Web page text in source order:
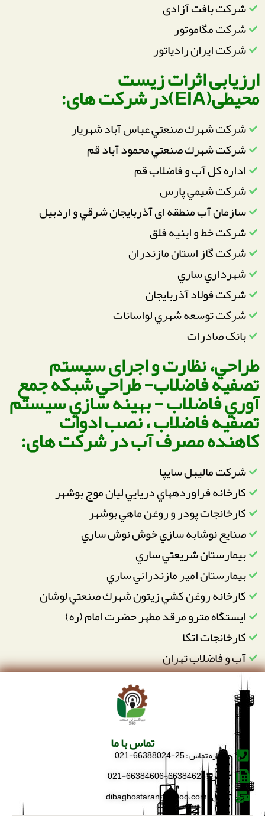
شرکت بافت آزادی
شرکت مگاموتور
شرکت ایران رادیاتور
ارزیابی اثرات زیست
محیطی(EIA)در شرکت های:
شركت شهرك صنعتي عباس آباد شهريار
شركت شهرك صنعتي محمود آباد قم
اداره كل آب و فاضلاب قم
شركت شيمي پارس
سازمان آب منطقه ای آذربايجان شرقي و اردبيل
شركت خط و ابنيه فلق
شركت گاز استان مازندران
شهرداري ساري
شركت فولاد آذربايجان
شركت توسعه شهري لواسانات
بانک صادرات
طراحي، نظارت و اجرای سيستم
تصفيه فاضلاب- طراحي شبكه جمع
آوري فاضلاب - بهينه سازي سيستم
تصفيه فاضلاب ، نصب ادوات
كاهنده مصرف آب در شرکت های:
شركت ماليبل سايپا
كارخانه فراوردههاي دريايي ليان موج بوشهر
كارخانجات پودر و روغن ماهي بوشهر
صنايع نوشابه سازي خوش نوش ساري
بيمارستان شريعتي ساري
بيمارستان امير مازندراني ساري
كارخانه روغن كشي زيتون شهرك صنعتي لوشان
ايستگاه مترو مرقد مطهر حضرت امام (ره)
كارخانجات اتكا
آب و فاضلاب تهران
تماس با ما
شماره تماس : 25-66388024-021
فکس : 66384628-66384606-021
ایمیل : dibaghostaran@yahoo.com